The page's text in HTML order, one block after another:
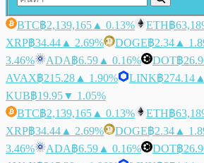
BTC฿2,139,165 ▲ 0.13% ETH฿
XRP฿34.44 ▲ 2.69% DOGE฿2.34 ▲
3.46%
ADA฿6.59 ▲ 0.16% DOT฿
AVAX฿215.28 ▲ 1.90% LINK฿274.14
KUB฿19.95▼ 1.05%
BTC฿2,139,165 ▲ 0.13% ETH฿
XRP฿34.44 ▲ 2.69% DOGE฿2.34 ▲
3.46%
ADA฿6.59 ▲ 0.16% DOT฿